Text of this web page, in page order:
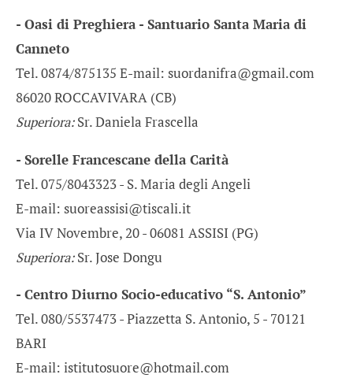
- Oasi di Preghiera - Santuario Santa Maria di
Canneto
Tel. 0874/875135 E-mail: suordanifra@gmail.com
86020 ROCCAVIVARA (CB)
Superiora:Sr. Daniela Frascella
- Sorelle Francescane della Carità
Tel. 075/8043323 - S. Maria degli Angeli
E-mail: suoreassisi@tiscali.it
Via IV Novembre, 20 - 06081 ASSISI (PG)
Superiora:Sr. Jose Dongu
- Centro Diurno Socio-educativo “S. Antonio”
Tel. 080/5537473 - Piazzetta S. Antonio, 5 - 70121
BARI
E-mail: istitutosuore@hotmail.com